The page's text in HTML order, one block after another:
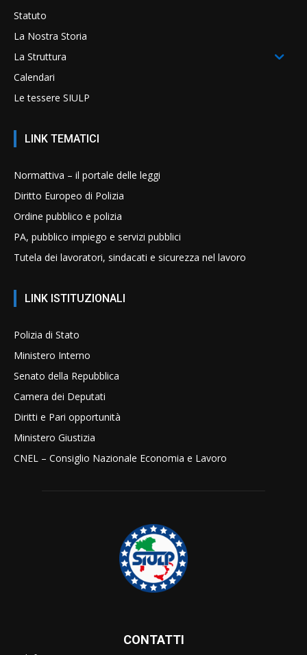
Statuto
La Nostra Storia
La Struttura
Calendari
Le tessere SIULP
LINK TEMATICI
Normattiva – il portale delle leggi
Diritto Europeo di Polizia
Ordine pubblico e polizia
PA, pubblico impiego e servizi pubblici
Tutela dei lavoratori, sindacati e sicurezza nel lavoro
LINK ISTITUZIONALI
Polizia di Stato
Ministero Interno
Senato della Repubblica
Camera dei Deputati
Diritti e Pari opportunità
Ministero Giustizia
CNEL – Consiglio Nazionale Economia e Lavoro
CONTATTI